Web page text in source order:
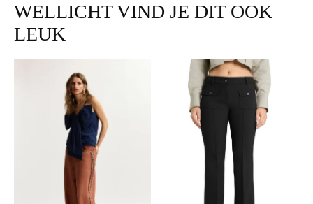
WELLICHT VIND JE DIT OOK
LEUK